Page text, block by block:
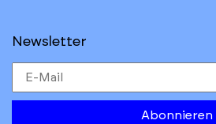
Newsletter
Abonnieren